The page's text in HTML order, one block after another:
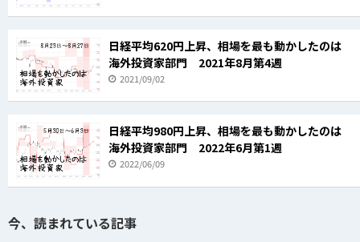
日経平均620円上昇、相場を最も動かしたのは
海外投資家部門 2021年8月第4週
2021/09/02
日経平均980円上昇、相場を最も動かしたのは
海外投資家部門 2022年6月第1週
2022/06/09
今、読まれている記事